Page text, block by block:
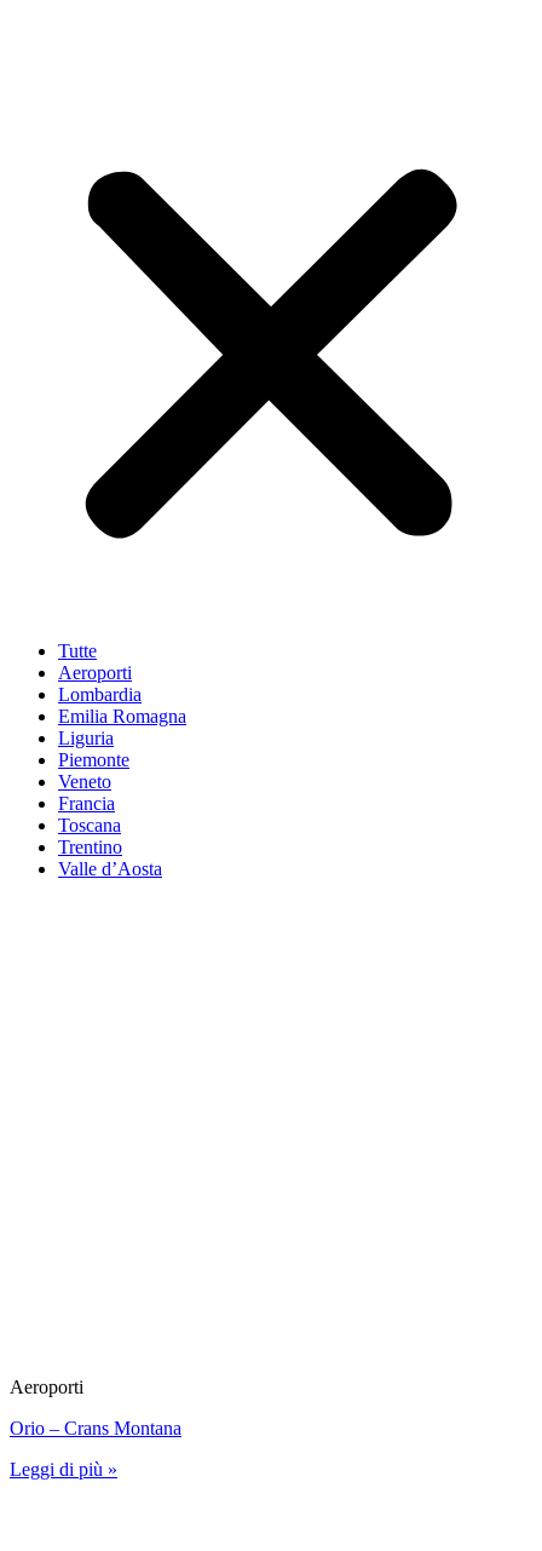
Tutte
Aeroporti
Lombardia
Emilia Romagna
Liguria
Piemonte
Veneto
Francia
Toscana
Trentino
Valle d’Aosta
Aeroporti
Orio – Crans Montana
Leggi di più »